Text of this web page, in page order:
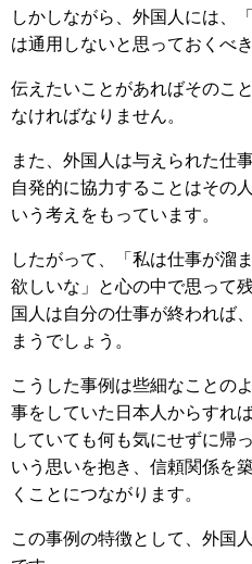
しかしながら、 外国人には、
は通用しないと思っておくべき
伝えたいことがあればそのこ
なければなりません。
また、外国人は与えられた仕
自発的に協力することはその
いう考えをもっています。
したがって、「私は仕事が溜
欲しいな」と心の中で思って
国人は自分の仕事が終われば
まうでしょう。
こうした事例は些細なことの
事をしていた日本人からすれ
していても何も気にせずに帰
いう思いを抱き、信頼関係を
くことにつながります。
この事例の特徴として、外国